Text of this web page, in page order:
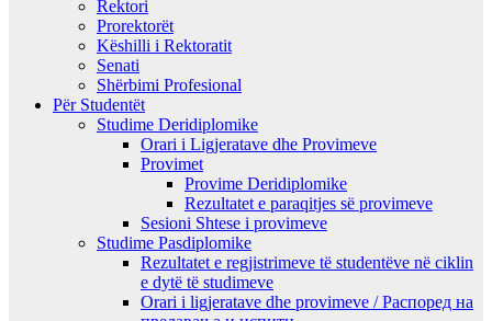
Rektori
Prorektorët
Këshilli i Rektoratit
Senati
Shërbimi Profesional
Për Studentët
Studime Deridiplomike
Orari i Ligjeratave dhe Provimeve
Provimet
Provime Deridiplomike
Rezultatet e paraqitjes së provimeve
Sesioni Shtese i provimeve
Studime Pasdiplomike
Rezultatet e regjistrimeve të studentëve në ciklin
e dytë të studimeve
Orari i ligjeratave dhe provimeve / Распоред на